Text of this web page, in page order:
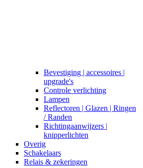
Bevestiging | accessoires |
upgrade's
Controle verlichting
Lampen
Reflectoren | Glazen | Ringen
/ Randen
Richtingaanwijzers |
knipperlichten
Overig
Schakelaars
Relais & zekeringen